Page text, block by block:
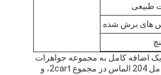
طبیعی
های برش شده
این جواهرات طلا 18K یک اضافه کامل به مجموعه جواهرات
مد شما است. آن را شامل 204 الماس در مجموع 2cart، و